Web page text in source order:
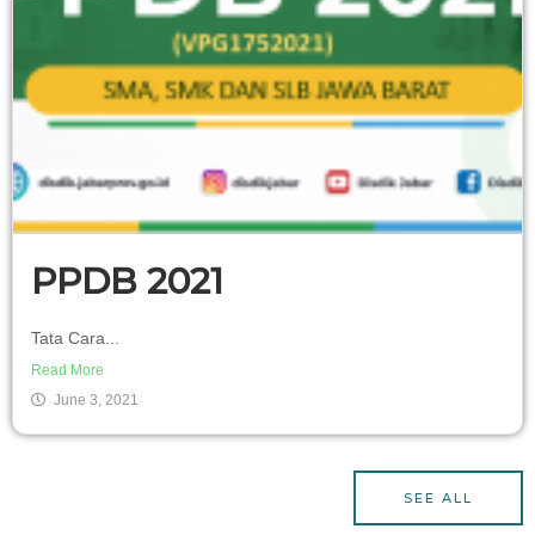
PPDB 2021
Tata Cara...
Read More
June 3, 2021
SEE ALL